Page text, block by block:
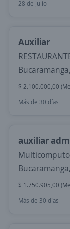
28 de julio
Auxiliar
$ 2.100.000,00
Más de 30 días
auxiliar
$ 1.750.905,00
Más de 30 días